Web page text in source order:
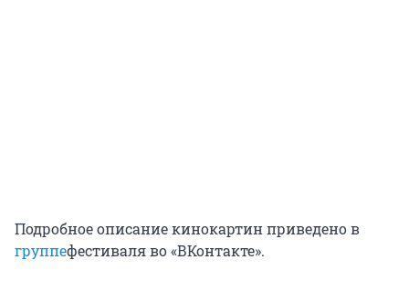
Подробное описание кинокартин приведено в
группефестиваля во «ВКонтакте».